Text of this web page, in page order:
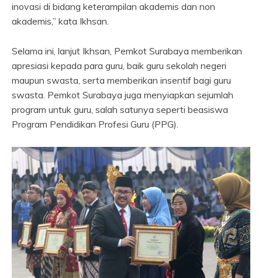
inovasi di bidang keterampilan akademis dan non
akademis,” kata Ikhsan.
Selama ini, lanjut Ikhsan, Pemkot Surabaya memberikan
apresiasi kepada para guru, baik guru sekolah negeri
maupun swasta, serta memberikan insentif bagi guru
swasta. Pemkot Surabaya juga menyiapkan sejumlah
program untuk guru, salah satunya seperti beasiswa
Program Pendidikan Profesi Guru (PPG).